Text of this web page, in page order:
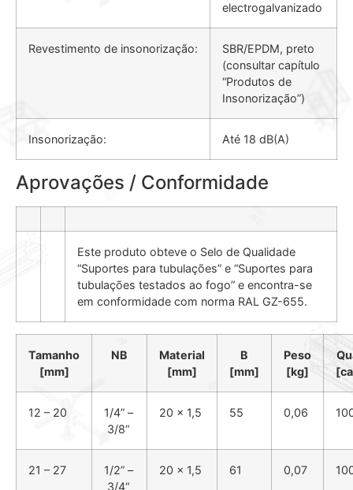
electrogalvanizado
Revestimento de insonorização:
SBR/EPDM, preto
(consultar capítulo
“Produtos de
Insonorização”)
Insonorização: Até 18 dB(A)
Aprovações / Conformidade
Este produto obteve o Selo de Qualidade
“Suportes para tubulações” e “Suportes para
tubulações testados ao fogo” e encontra-se
em conformidade com norma RAL GZ-655.
Tamanho
[mm]
NB
Material
[mm]
B
[mm]
Peso
[kg]
12 – 20 1/4” –
3/8“
20 x 1,5 55 0,06
21 – 27 1/2” –
3/4“
20 x 1,5 61 0,07